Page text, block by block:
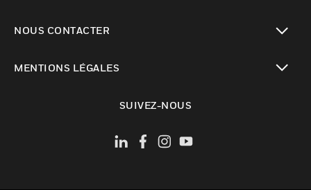
NOUS CONTACTER
MENTIONS LÉGALES
SUIVEZ-NOUS